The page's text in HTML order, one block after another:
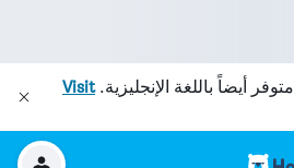
متوفر أيضاً باللغة الإنجليزية.Visit